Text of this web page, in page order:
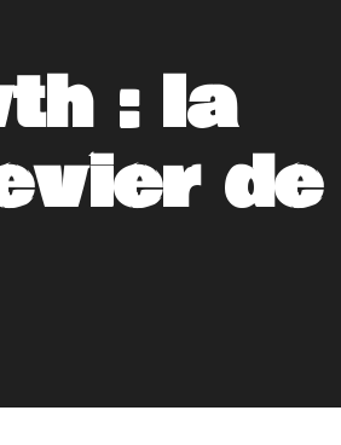
: la
de